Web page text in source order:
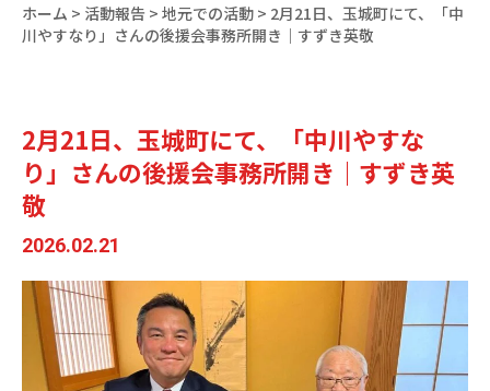
ホーム > 活動報告 > 地元での活動 > 2月21日、玉城町にて、「中
川やすなり」さんの後援会事務所開き｜すずき英敬
2月21日、玉城町にて、「中川やすな
り」さんの後援会事務所開き｜すずき英
敬
2026.02.21